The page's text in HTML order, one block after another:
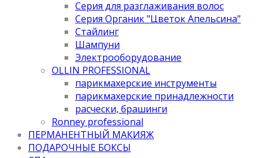
Серия для разглаживания волос
Серия Органик "Цветок Апельсина"
Стайлинг
Шампуни
Электрооборудование
OLLIN PROFESSIONAL
парикмахерские инструменты
парикмахерские принадлежности
расчески, брашинги
Ronney professional
ПЕРМАНЕНТНЫЙ МАКИЯЖ
ПОДАРОЧНЫЕ БОКСЫ